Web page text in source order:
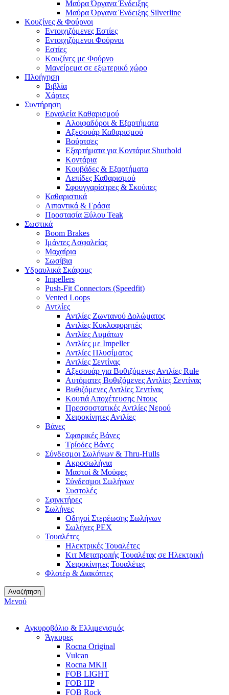
Μαύρα Όργανα Ένδειξης
Μαύρα Όργανα Ένδειξης Silverline
Κουζίνες & Φούρνοι
Εντοιχιζόμενες Εστίες
Εντοιχιζόμενοι Φούρνοι
Εστίες
Κουζίνες με Φούρνο
Μαγείρεμα σε εξωτερικό χώρο
Πλοήγηση
Βιβλία
Χάρτες
Συντήρηση
Εργαλεία Καθαρισμού
Αλοιφαδόροι & Εξαρτήματα
Αξεσουάρ Καθαρισμού
Βούρτσες
Εξαρτήματα για Κοντάρια Shurhold
Κοντάρια
Κουβάδες & Εξαρτήματα
Λεπίδες Καθαρισμού
Σφουγγαρίστρες & Σκούπες
Καθαριστικά
Λιπαντικά & Γράσα
Προστασία Ξύλου Teak
Σωστικά
Boom Brakes
Ιμάντες Ασφαλείας
Μαχαίρια
Σωσίβια
Υδραυλικά Σκάφους
Impellers
Push-Fit Connectors (Speedfit)
Vented Loops
Αντλίες
Αντλίες Ζωντανού Δολώματος
Αντλίες Κυκλοφορητές
Αντλίες Λυμάτων
Αντλίες με Impeller
Αντλίες Πλυσίματος
Αντλίες Σεντίνας
Αξεσουάρ για Βυθιζόμενες Αντλίες Rule
Αυτόματες Βυθιζόμενες Αντλίες Σεντίνας
Βυθιζόμενες Αντλίες Σεντίνας
Κουτιά Αποχέτευσης Ντους
Πρεσσοστατικές Αντλίες Νερού
Χειροκίνητες Αντλίες
Βάνες
Σφαιρικές Βάνες
Τρίοδες Βάνες
Σύνδεσμοι Σωλήνων & Thru-Hulls
Ακροσωλήνια
Μαστοί & Μούφες
Σύνδεσμοι Σωλήνων
Συστολές
Σφιγκτήρες
Σωλήνες
Οδηγοί Στερέωσης Σωλήνων
Σωλήνες PEX
Τουαλέτες
Ηλεκτρικές Τουαλέτες
Κιτ Μετατροπής Τουαλέτας σε Ηλεκτρική
Χειροκίνητες Τουαλέτες
Φλοτέρ & Διακόπτες
Αναζήτηση
Μενού
Αγκυροβόλιο & Ελλιμενισμός
Άγκυρες
Rocna Original
Vulcan
Rocna MKII
FOB LIGHT
FOB HP
FOB Rock